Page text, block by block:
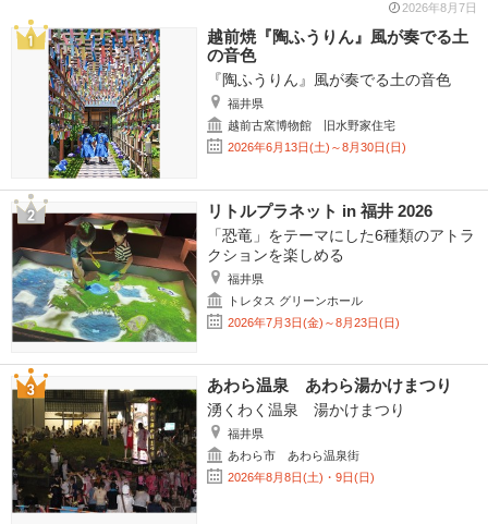
2026年8月7日
越前焼『陶ふうりん』風が奏でる土
の音色
『陶ふうりん』風が奏でる土の音色
福井県
越前古窯博物館 旧水野家住宅
2026年6月13日(土)～8月30日(日)
リトルプラネット in 福井 2026
「恐竜」をテーマにした6種類のアトラ
クションを楽しめる
福井県
トレタス グリーンホール
2026年7月3日(金)～8月23日(日)
あわら温泉 あわら湯かけまつり
湧くわく温泉 湯かけまつり
福井県
あわら市 あわら温泉街
2026年8月8日(土)・9日(日)